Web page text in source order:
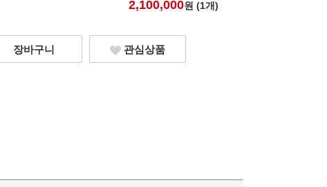
2,100,000원 (1개)
장바구니 관심상품